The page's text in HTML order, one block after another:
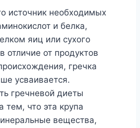
источник необходимых
и белка,
яиц или сухого
отличие от продуктов
гречка
усваивается.
гречневой диеты
тем, что эта крупа
вещества,